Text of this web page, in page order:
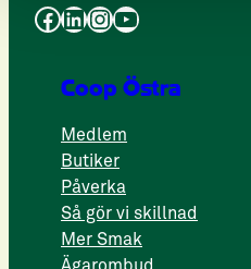
Facebook LinkedIn InstagramYouTube
Coop Östra
Medlem
Butiker
Påverka
Så gör vi skillnad
Mer Smak